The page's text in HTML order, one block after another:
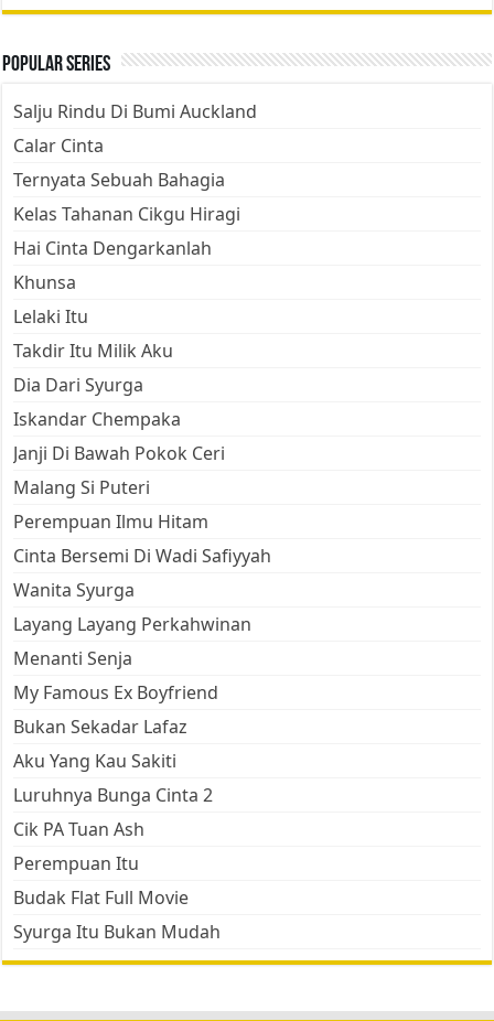
Popular Series
Salju Rindu Di Bumi Auckland
Calar Cinta
Ternyata Sebuah Bahagia
Kelas Tahanan Cikgu Hiragi
Hai Cinta Dengarkanlah
Khunsa
Lelaki Itu
Takdir Itu Milik Aku
Dia Dari Syurga
Iskandar Chempaka
Janji Di Bawah Pokok Ceri
Malang Si Puteri
Perempuan Ilmu Hitam
Cinta Bersemi Di Wadi Safiyyah
Wanita Syurga
Layang Layang Perkahwinan
Menanti Senja
My Famous Ex Boyfriend
Bukan Sekadar Lafaz
Aku Yang Kau Sakiti
Luruhnya Bunga Cinta 2
Cik PA Tuan Ash
Perempuan Itu
Budak Flat Full Movie
Syurga Itu Bukan Mudah